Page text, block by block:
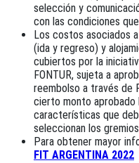
selección y
con las condiciones
Los costos asociados
(ida y regreso) y
cubiertos por la
FONTUR, sujeta a
reembolso a través de
cierto monto aprobado
características que
seleccionan los
Para obtener mayor
FIT ARGENTINA 2022